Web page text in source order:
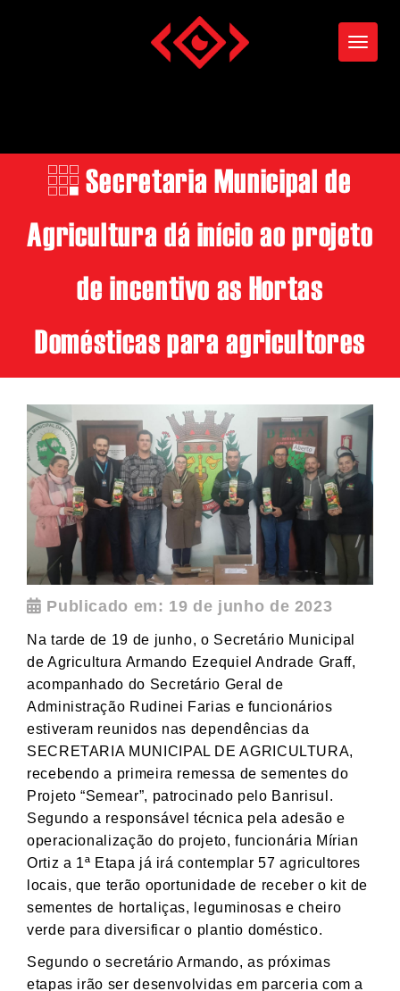
Secretaria Municipal de
Agricultura dá início ao projeto
de incentivo as Hortas
Domésticas para agricultores
Publicado em: 19 de junho de 2023
Na tarde de 19 de junho, o Secretário Municipal
de Agricultura Armando Ezequiel Andrade Graff,
acompanhado do Secretário Geral de
Administração Rudinei Farias e funcionários
estiveram reunidos nas dependências da
SECRETARIA MUNICIPAL DE AGRICULTURA,
recebendo a primeira remessa de sementes do
Projeto “Semear”, patrocinado pelo Banrisul.
Segundo a responsável técnica pela adesão e
operacionalização do projeto, funcionária Mírian
Ortiz a 1ª Etapa já irá contemplar 57 agricultores
locais, que terão oportunidade de receber o kit de
sementes de hortaliças, leguminosas e cheiro
verde para diversificar o plantio doméstico.
Segundo o secretário Armando, as próximas
etapas irão ser desenvolvidas em parceria com a